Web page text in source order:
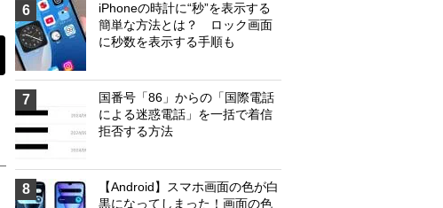
6
iPhoneの時計に“秒”を表示する
簡単な方法とは？ ロック画面
に秒数を表示する手順も
7
国番号「86」からの「国際電話
による迷惑電話」を一括で着信
拒否する方法
8
【Android】スマホ画面の色が白
黒になってしまった！画面の色